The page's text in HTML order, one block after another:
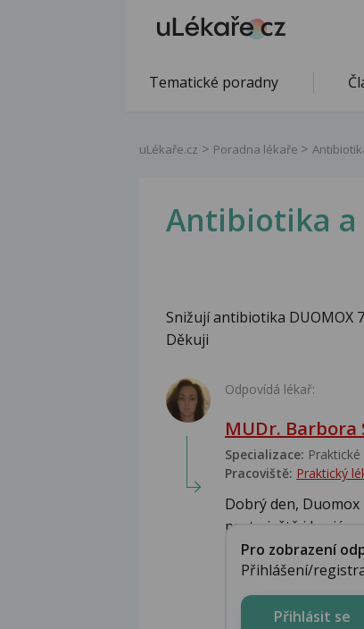
Tematické poradny
uLékaře.cz Poradna lékaře
Antibiotika a
Snižují antibiotika DUOMOX
Děkuji
Odpovídá lékař:
MUDr. Barbora
Specializace:
Pracoviště: Praktický
Dobrý den,
proto ještě i
Pro zobrazení
Přihlášení/
Přihlásit se